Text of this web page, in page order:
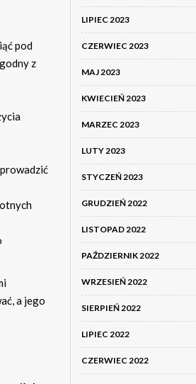
pod
z
a jego
LIPIEC 2023
CZERWIEC 2023
MAJ 2023
KWIECIEŃ 2023
MARZEC 2023
LUTY 2023
STYCZEŃ 2023
GRUDZIEŃ 2022
LISTOPAD 2022
PAŹDZIERNIK 2022
WRZESIEŃ 2022
SIERPIEŃ 2022
LIPIEC 2022
CZERWIEC 2022